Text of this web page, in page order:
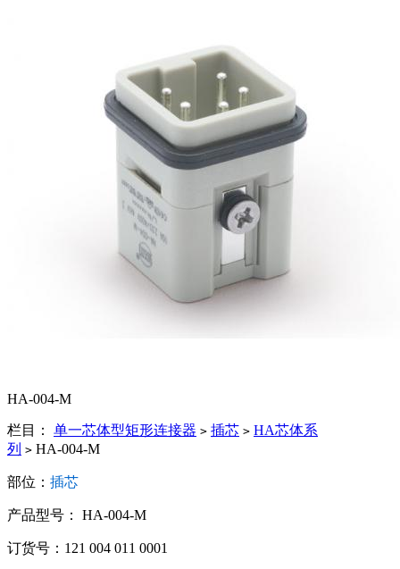
HA-004-M
栏目： 单一芯体型矩形连接器 > 插芯 > HA芯体系
列 > HA-004-M
部位： 插芯
产品型号： HA-004-M
订货号：121 004 011 0001